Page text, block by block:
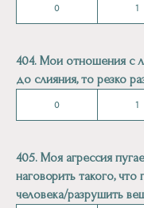
0 1
404. Мои отношения с
до слияния, то резко
0 1
405. Моя агрессия
наговорить такого,
человека/разрушить